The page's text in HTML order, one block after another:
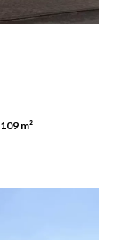
109 m²